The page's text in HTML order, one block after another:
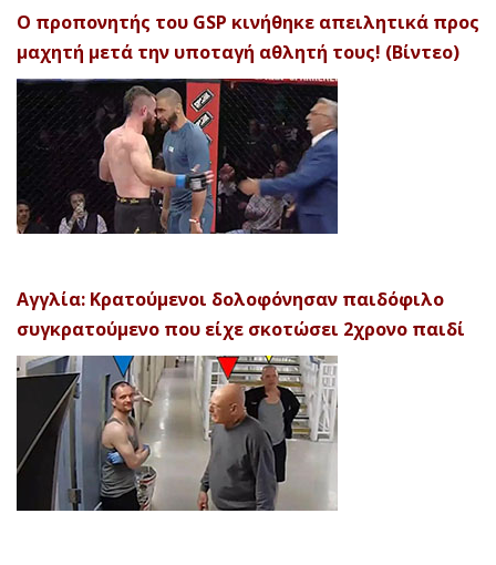
Ο προπονητής του GSP κινήθηκε απειλητικά προς
μαχητή μετά την υποταγή αθλητή τους! (Βίντεο)
Αγγλία: Κρατούμενοι δολοφόνησαν παιδόφιλο
συγκρατούμενο που είχε σκοτώσει 2χρονο παιδί